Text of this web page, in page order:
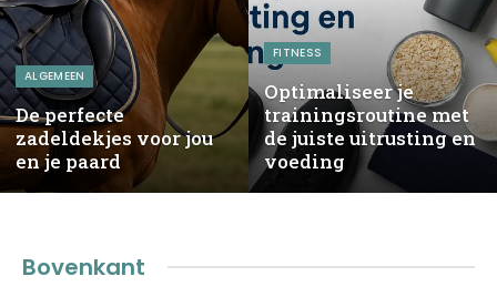
ALGEMEEN
De perfecte
zadeldekjes voor jou
en je paard
FITNESS
Optimaliseer je
trainingsroutine met
de juiste uitrusting en
voeding
Bovenkant